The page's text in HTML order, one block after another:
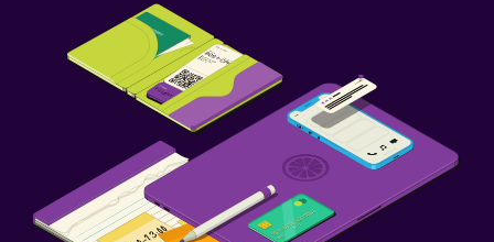
Sistema de entretenimiento
TV de pantalla plana
TV por cable o vía satélite